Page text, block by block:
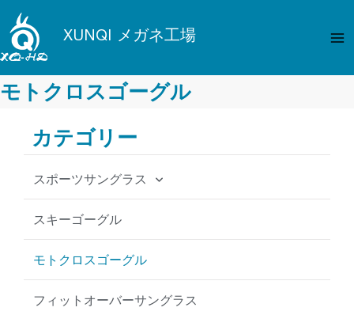
容
を
ス
キ
XUNQI メガネ工場
イ
ン
モトクロスゴーグル
カテゴリー
スポーツサングラス
サイクリングサングラス
フィッシングサングラス
野球用サングラス
スキーゴーグル
モトクロスゴーグル
フィットオーバーサングラス